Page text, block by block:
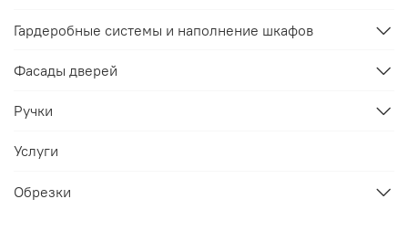
Гардеробные системы и наполнение шкафов
Фасады дверей
Ручки
Услуги
Обрезки